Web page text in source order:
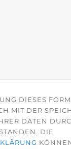
DIESES
MIT DER
DATEN
DIE